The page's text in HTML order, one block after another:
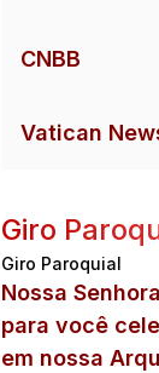
CNBB
Vatican
Giro
Giro Paroquial
Nossa
para você
em nossa